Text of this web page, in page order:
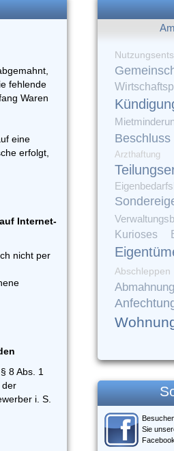
fehlende
Waren
eine
erfolgt,
Internet-
nicht per
8 Abs. 1
der
i. S.
Beschluss
Arzthaftung
Kurioses
Abschleppen
Abmahnung
Sie